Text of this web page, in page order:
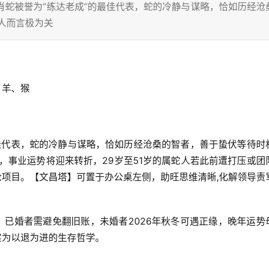
被誉为“练达老成”的最佳代表，蛇的冷静与谋略，恰如历经沧
而言极为关
、猴
表，蛇的冷静与谋略，恰如历经沧桑的智者，善于蛰伏等待时
事业运势将迎来转折，29岁至51岁的属蛇人若此前遭打压或团
目。【文昌塔】可置于办公桌左侧，助旺思维清晰,化解领导责
婚者需避免翻旧账，未婚者2026年秋冬可遇正缘，晚年运势
以退为进的生存哲学。